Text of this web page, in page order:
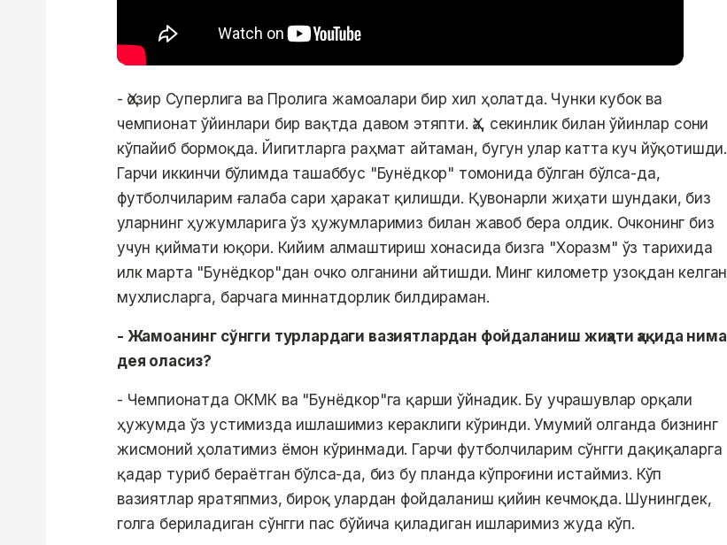
- Ҳозир Суперлига ва Пролига жамоалари бир хил ҳолатда. Чунки кубок ва
чемпионат ўйинлари бир вақтда давом этяпти. Ҳа, секинлик билан ўйинлар сони
кўпайиб бормоқда. Йигитларга раҳмат айтаман, бугун улар катта куч йўқотишди.
Гарчи иккинчи бўлимда ташаббус "Бунёдкор" томонида бўлган бўлса-да,
футболчиларим ғалаба сари ҳаракат қилишди. Қувонарли жиҳати шундаки, биз
уларнинг ҳужумларига ўз ҳужумларимиз билан жавоб бера олдик. Очконинг биз
учун қиймати юқори. Кийим алмаштириш хонасида бизга "Хоразм" ўз тарихида
илк марта "Бунёдкор"дан очко олганини айтишди. Минг километр узоқдан келган
мухлисларга, барчага миннатдорлик билдираман.
- Жамоанинг сўнгги турлардаги вазиятлардан фойдаланиш жиҳати ҳақида нима
дея оласиз?
- Чемпионатда ОКМК ва "Бунёдкор"га қарши ўйнадик. Бу учрашувлар орқали
ҳужумда ўз устимизда ишлашимиз кераклиги кўринди. Умумий олганда бизнинг
жисмоний ҳолатимиз ёмон кўринмади. Гарчи футболчиларим сўнгги дақиқаларга
қадар туриб бераётган бўлса-да, биз бу планда кўпроғини истаймиз. Кўп
вазиятлар яратяпмиз, бироқ улардан фойдаланиш қийин кечмоқда. Шунингдек,
голга бериладиган сўнгги пас бўйича қиладиган ишларимиз жуда кўп.